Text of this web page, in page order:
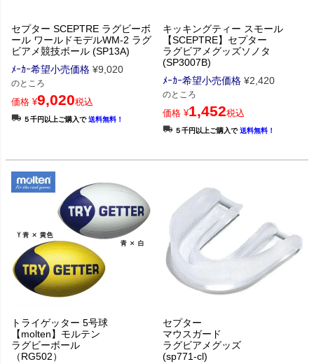
セプター SCEPTRE ラグビーボ
ール ワールドモデルWM-2 ラグ
ビアメ競技ボール (SP13A)
ﾒｰｶｰ希望小売価格 ¥9,020
のところ
価格 ¥9,020税込
５千円以上ご購入で送料無料！
キッキングティー スモール
【SCEPTRE】セプター
ラグビアメグッズソノタ
(SP3007B)
ﾒｰｶｰ希望小売価格 ¥2,420
のところ
価格 ¥1,452税込
５千円以上ご購入で送料無料！
トライゲッター 5号球
【molten】モルテン
ラグビーボール
（RG502）
セプター
マウスガード
ラグビアメグッズ
(sp771-cl)